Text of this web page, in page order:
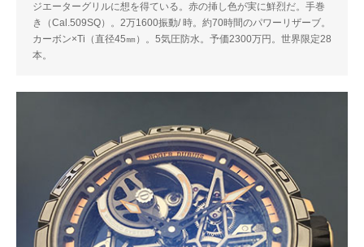
ジエーターグリルに想を得ている。赤の挿し色が実に鮮烈だ。手巻
き（Cal.509SQ）。2万1600振動/ 時。約70時間のパワーリザーブ。
カーボン×Ti（直径45㎜）。5気圧防水。予価2300万円。世界限定28
本。